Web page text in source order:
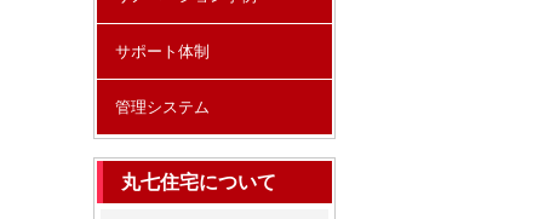
サポート体制
管理システム
丸七住宅について